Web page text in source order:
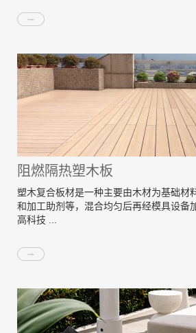
阻燃隔热塑木板
塑木复合板材是一种主要由木材为基础材
和加工助剂等，混合均匀后再经模具设备
高科技 ...